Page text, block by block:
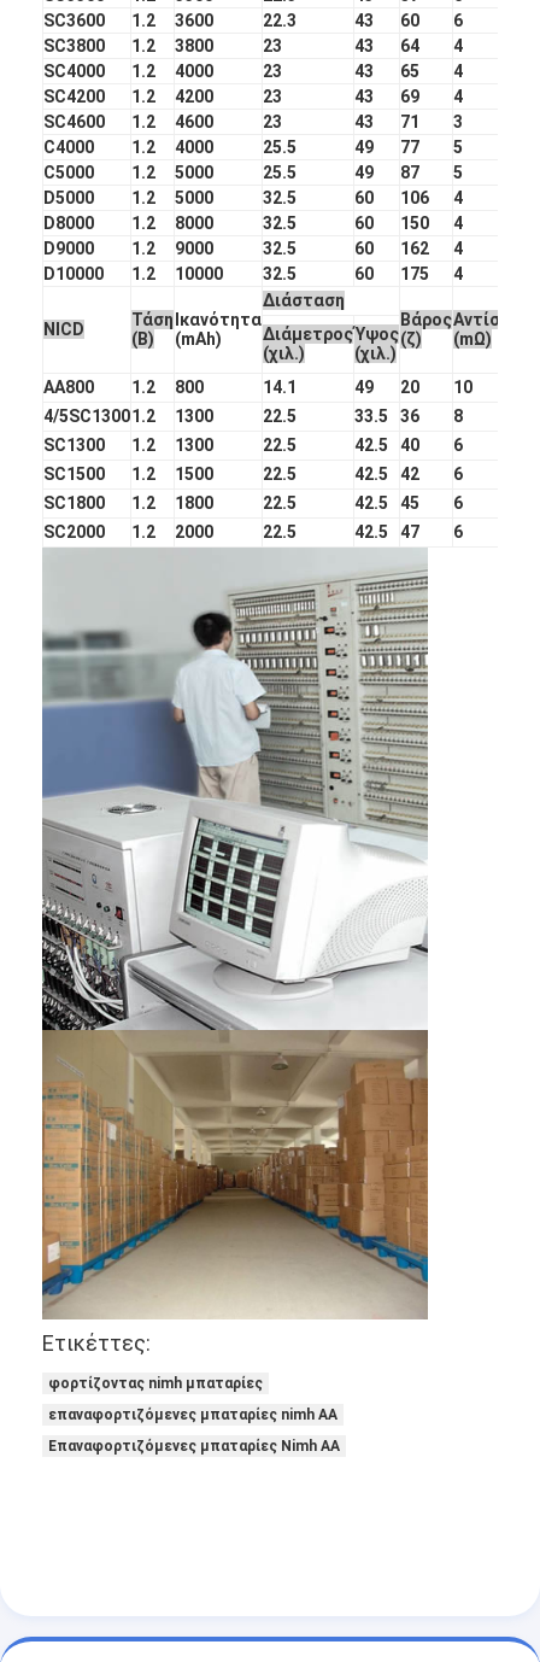
Γύρος εργοστασίων
Ποιοτικός έλεγχος
Μας ελάτε σε επαφή με
Ειδήσεις
Συνομιλία τώρα
μπαταρία λίθιου lifepo4
ιονικές επαναφορτιζόμενες μπαταρίες λίθιου
Μπαταρία Lithium Polymer
μπαταρίες ενεργειακής αποθήκευσης
NiCd επαναφορτιζόμενες μπαταρίες
LCD φορτιστής μπαταρίας
πακέτα μπαταριών NiMH
Pack μπαταριών NiCd
πακέτα μπαταριών ιόντων λιθίου
φακός επαναφορτιζόμενη μπαταρία
μπαταρία φωτισμού έκτακτης ανάγκης
Μπαταρία λι Mno2
Μπαταρία λι Socl2
Αρχική μπαταρία λίθιου
υβριδική μπαταρία αυτοκινήτων
SC3600
1.2 3600 22.3 43 60
6
SC3800
1.2 3800 23 43 64
4
SC4000
1.2 4000 23 43 65
4
SC4200
1.2 4200 23 43 69
4
SC4600
1.2 4600 23 43 71
3
C4000
1.2 4000 25.5 49 77
5
C5000
1.2 5000 25.5 49 87
5
D5000
1.2 5000 32.5 60 106
4
D8000
1.2 8000 32.5 60 150
4
D9000
1.2 9000 32.5 60 162
4
D10000
1.2 10000 32.5 60 175 4
NICD
Τάση
(Β)
Ικανότητα
(mAh)
Διάσταση
Βάρος
(ζ)
(mΩ)
Διάμετρος
(χιλ.)
Ύψος
(χιλ.)
AA800
1.2 800 14.1 49 20
10
4/5SC13001.2 1300 22.5 33.5 36
8
SC1300
1.2 1300 22.5 42.5 40
6
SC1500
1.2 1500 22.5 42.5 42
6
SC1800
1.2 1800 22.5 42.5 45
6
SC2000
1.2 2000 22.5 42.5 47 6
Ετικέττες:
φορτίζοντας nimh μπαταρίες
επαναφορτιζόμενες μπαταρίες nimh AA
Επαναφορτιζόμενες μπαταρίες Nimh AA